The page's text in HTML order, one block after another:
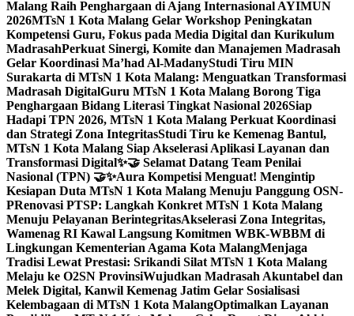
Malang Raih Penghargaan di Ajang Internasional AYIMUN
2026MTsN 1 Kota Malang Gelar Workshop Peningkatan
Kompetensi Guru, Fokus pada Media Digital dan Kurikulum
MadrasahPerkuat Sinergi, Komite dan Manajemen Madrasah
Gelar Koordinasi Ma’had Al-MadanyStudi Tiru MIN
Surakarta di MTsN 1 Kota Malang: Menguatkan Transformasi
Madrasah DigitalGuru MTsN 1 Kota Malang Borong Tiga
Penghargaan Bidang Literasi Tingkat Nasional 2026Siap
Hadapi TPN 2026, MTsN 1 Kota Malang Perkuat Koordinasi
dan Strategi Zona IntegritasStudi Tiru ke Kemenag Bantul,
MTsN 1 Kota Malang Siap Akselerasi Aplikasi Layanan dan
Transformasi Digital✨🤝 Selamat Datang Team Penilai
Nasional (TPN) 🤝✨Aura Kompetisi Menguat! Mengintip
Kesiapan Duta MTsN 1 Kota Malang Menuju Panggung OSN-
PRenovasi PTSP: Langkah Konkret MTsN 1 Kota Malang
Menuju Pelayanan BerintegritasAkselerasi Zona Integritas,
Wamenag RI Kawal Langsung Komitmen WBK-WBBM di
Lingkungan Kementerian Agama Kota MalangMenjaga
Tradisi Lewat Prestasi: Srikandi Silat MTsN 1 Kota Malang
Melaju ke O2SN ProvinsiWujudkan Madrasah Akuntabel dan
Melek Digital, Kanwil Kemenag Jatim Gelar Sosialisasi
Kelembagaan di MTsN 1 Kota MalangOptimalkan Layanan